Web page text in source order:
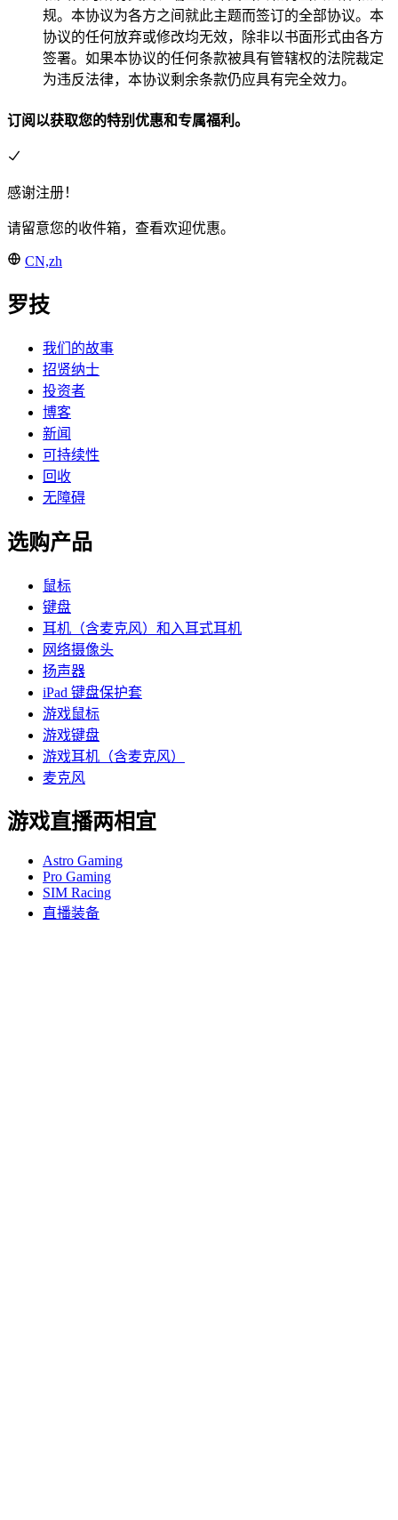
规。本协议为各方之间就此主题而签订的全部协议。本
协议的任何放弃或修改均无效，除非以书面形式由各方
签署。如果本协议的任何条款被具有管辖权的法院裁定
为违反法律，本协议剩余条款仍应具有完全效力。
订阅以获取您的特别优惠和专属福利。
感谢注册！
请留意您的收件箱，查看欢迎优惠。
CN,zh
罗技
我们的故事
招贤纳士
投资者
博客
新闻
可持续性
回收
无障碍
选购产品
鼠标
键盘
耳机（含麦克风）和入耳式耳机
网络摄像头
扬声器
iPad 键盘保护套
游戏鼠标
游戏键盘
游戏耳机（含麦克风）
麦克风
游戏直播两相宜
Astro Gaming
Pro Gaming
SIM Racing
直播装备